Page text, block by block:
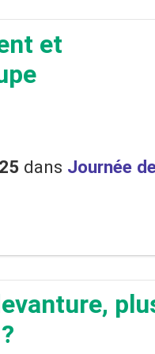
et
dans Journée